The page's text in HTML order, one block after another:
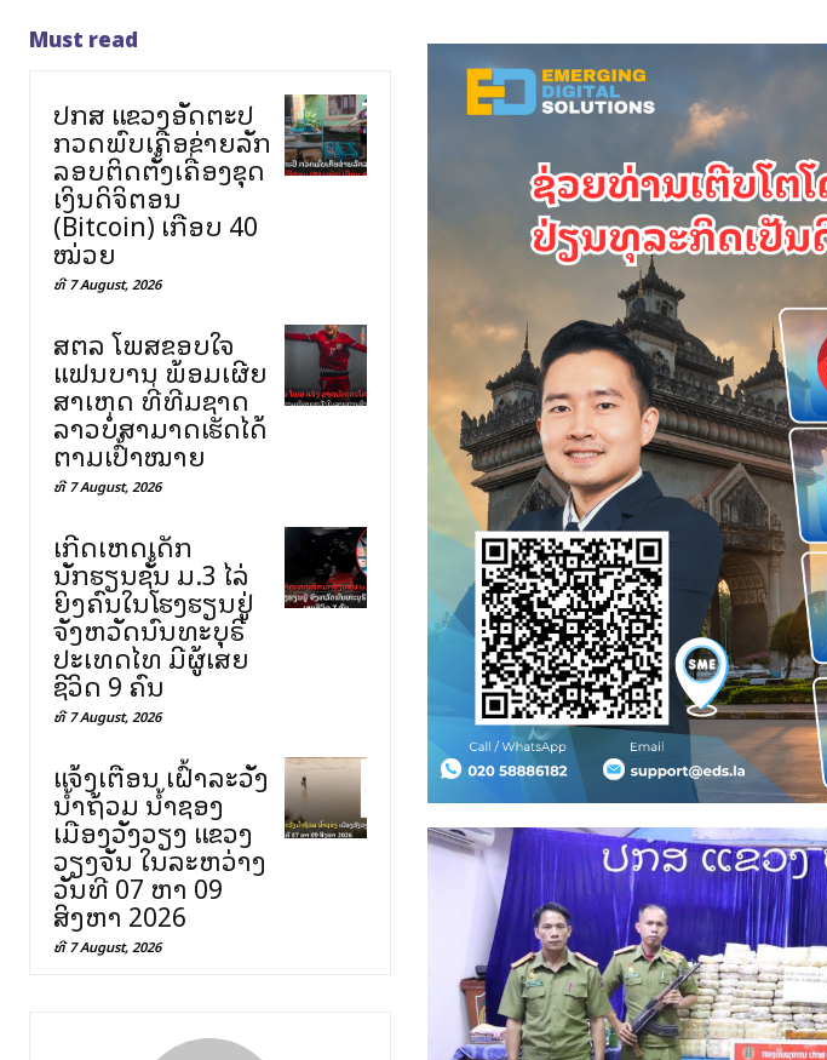
Must read
ປກສ ແຂວງອັດຕະປື
ກວດພົບເຄືອຂ່າຍລັກ
ລອບຕິດຕັ້ງເຄື່ອງຂຸດ
ເງິນດິຈິຕອນ
(Bitcoin) ເກືອບ 40
ໝ່ວຍ
ທີ 7 August, 2026
ສຕລ ໂພສຂອບໃຈ
ແຟນບານ ພ້ອມເຜີຍ
ສາເຫດ ທີ່ທີມຊາດ
ລາວບໍ່ສາມາດເຮັດໄດ້
ຕາມເປົ້າໝາຍ
ທີ 7 August, 2026
ເກີດເຫດເດັກ
ນັກຮຽນຊັ້ນ ມ.3 ໄລ່
ຍິງຄົນໃນໂຮງຮຽນຢູ່
ຈັງຫວັດນົນທະບຸຣີ
ປະເທດໄທ ມີຜູ້ເສຍ
ຊີວິດ 9 ຄົນ
ທີ 7 August, 2026
ແຈ້ງເຕືອນ ເຝົ້າລະວັງ
ນ້ຳຖ້ວມ ນ້ຳຊອງ
ເມືອງວັງວຽງ ແຂວງ
ວຽງຈັນ ໃນລະຫວ່າງ
ວັນທີ 07 ຫາ 09
ສິງຫາ 2026
ທີ 7 August, 2026